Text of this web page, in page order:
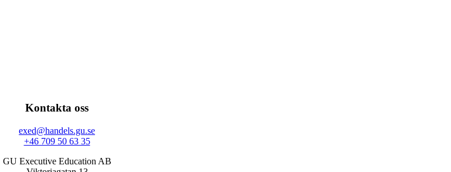
Kontakta oss
exed@handels.gu.se
+46 709 50 63 35
GU Executive Education AB